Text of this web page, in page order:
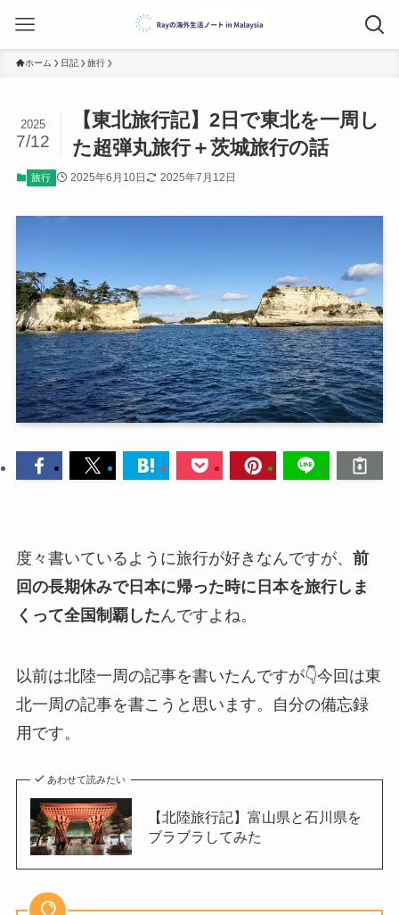
ホーム 日記 旅行
【東北旅行記】2日で東北を一周し
た超弾丸旅行＋茨城旅行の話
2025
7/12
旅行 2025年6月10日 2025年7月12日
度々書いているように旅行が好きなんですが、 前
回の長期休みで日本に帰った時に日本を旅行しま
くって全国制覇したんですよね。
以前は北陸一周の記事を書いたんですが👇今回は東
北一周の記事を書こうと思います。自分の備忘録
用です。
あわせて読みたい
【北陸旅行記】富山県と石川県を
ブラブラしてみた